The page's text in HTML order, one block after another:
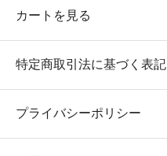
カートを見る
特定商取引法に基づく表記
プライバシーポリシー